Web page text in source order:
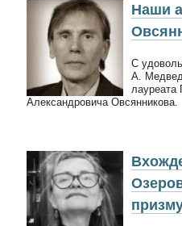
Наши
С
А.
лауреата
Александровича Овсянникова.